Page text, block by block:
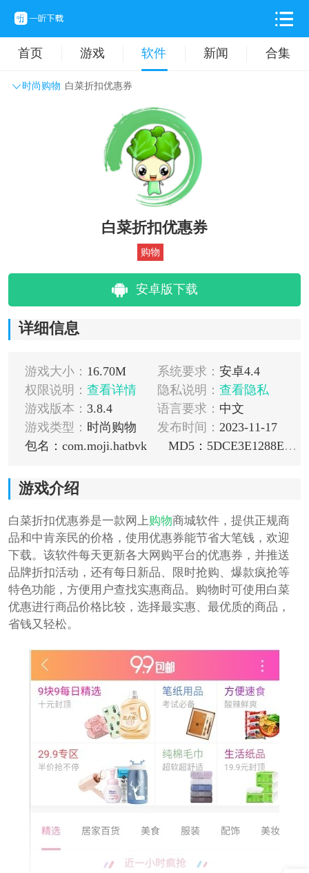
首页 游戏 软件 新闻 合集
时尚购物 白菜折扣优惠券
主题壁纸 旅游出行
拍摄美化 时尚购物
白菜折扣优惠券
购物
安卓版下载
详细信息
游戏大小： 16.70M 系统要求： 安卓4.4
权限说明： 查看详情 隐私说明： 查看隐私
游戏版本： 3.8.4 语言要求： 中文
游戏类型： 时尚购物 发布时间： 2023-11-17
包名：com.moji.hatbvk
MD5：5DCE3E1288EA1DB6EB05B88B1117C5F9
游戏介绍
白菜折扣优惠券是一款网上购物商城软件，提供正规商
品和中肯亲民的价格，使用优惠券能节省大笔钱，欢迎
下载。该软件每天更新各大网购平台的优惠券，并推送
品牌折扣活动，还有每日新品、限时抢购、爆款疯抢等
特色功能，方便用户查找实惠商品。购物时可使用白菜
优惠进行商品价格比较，选择最实惠、最优质的商品，
省钱又轻松。